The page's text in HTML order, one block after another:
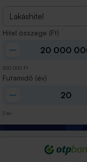
Lakáshitel
Hitel összege (Ft)
500 000 Ft
Futamidő (év)
2 év